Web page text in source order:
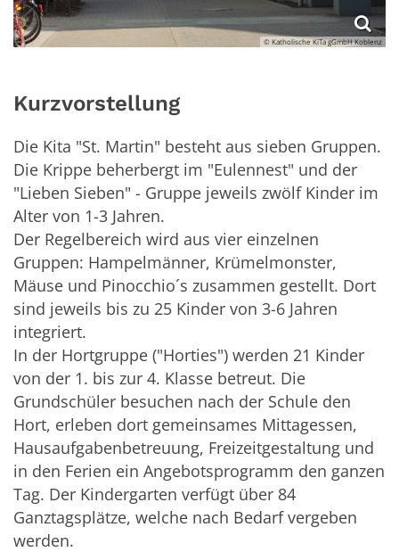
© Katholische KiTa gGmbH Koblenz
Kurzvorstellung
Die Kita "St. Martin" besteht aus sieben Gruppen.
Die Krippe beherbergt im "Eulennest" und der
"Lieben Sieben" - Gruppe jeweils zwölf Kinder im
Alter von 1-3 Jahren.
Der Regelbereich wird aus vier einzelnen
Gruppen: Hampelmänner, Krümelmonster,
Mäuse und Pinocchio´s zusammen gestellt. Dort
sind jeweils bis zu 25 Kinder von 3-6 Jahren
integriert.
In der Hortgruppe ("Horties") werden 21 Kinder
von der 1. bis zur 4. Klasse betreut. Die
Grundschüler besuchen nach der Schule den
Hort, erleben dort gemeinsames Mittagessen,
Hausaufgabenbetreuung, Freizeitgestaltung und
in den Ferien ein Angebotsprogramm den ganzen
Tag. Der Kindergarten verfügt über 84
Ganztagsplätze, welche nach Bedarf vergeben
werden.